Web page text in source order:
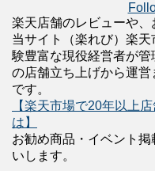
楽天店舗のレビューや、
当サイト（楽れび）楽
験豊富な現役経営者が
の店舗立ち上げから運
です。
【楽天市場で20年以上
は】
お勧め商品・イベント
いします。